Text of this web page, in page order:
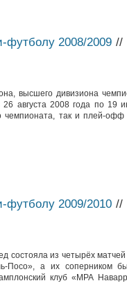
футболу 2008/2009 //
высшего дивизиона
августа 2008 года по 19
чемпионата, так и плей-
футболу 2009/2010 //
состояла из четырёх
Посо», а их соперником
клуб «МРА